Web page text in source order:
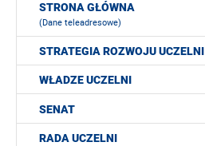
STRONA GŁÓWNA
(Dane teleadresowe)
STRATEGIA ROZWOJU UCZELNI
WŁADZE UCZELNI
SENAT
RADA UCZELNI